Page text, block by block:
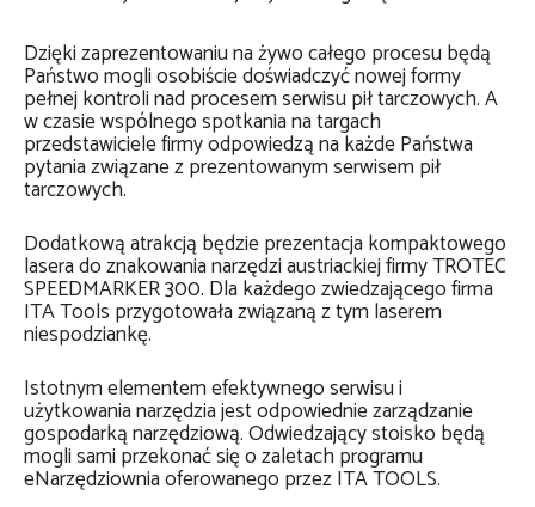
Dzięki zaprezentowaniu na żywo całego procesu będą
Państwo mogli osobiście doświadczyć nowej formy
pełnej kontroli nad procesem serwisu pił tarczowych. A
w czasie wspólnego spotkania na targach
przedstawiciele firmy odpowiedzą na każde Państwa
pytania związane z prezentowanym serwisem pił
tarczowych.
Dodatkową atrakcją będzie prezentacja kompaktowego
lasera do znakowania narzędzi austriackiej firmy TROTEC
SPEEDMARKER 300. Dla każdego zwiedzającego firma
ITA Tools przygotowała związaną z tym laserem
niespodziankę.
Istotnym elementem efektywnego serwisu i
użytkowania narzędzia jest odpowiednie zarządzanie
gospodarką narzędziową. Odwiedzający stoisko będą
mogli sami przekonać się o zaletach programu
eNarzędziownia oferowanego przez ITA TOOLS.